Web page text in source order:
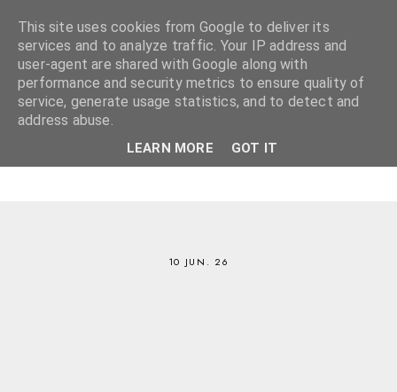
10 JUN. 26
This site uses cookies from Google to deliver its
services and to analyze traffic. Your IP address and
user-agent are shared with Google along with
performance and security metrics to ensure quality of
service, generate usage statistics, and to detect and
address abuse.
LEARN MORE GOT IT